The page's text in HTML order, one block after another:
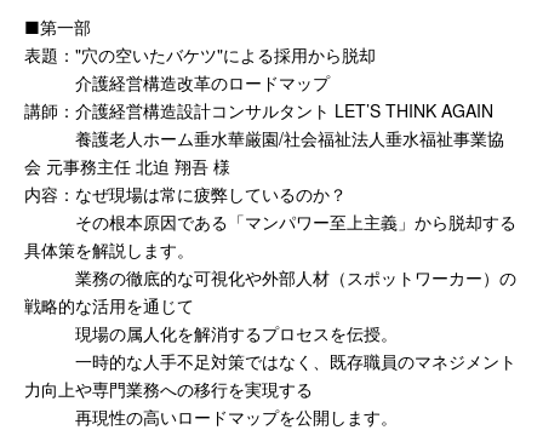
■第一部
表題："穴の空いたバケツ"による採用から脱却
介護経営構造改革のロードマップ
講師：介護経営構造設計コンサルタント LET’S THINK AGAIN
養護老人ホーム垂水華厳園/社会福祉法人垂水福祉事業協
会 元事務主任 北迫 翔吾 様
内容：なぜ現場は常に疲弊しているのか？
その根本原因である「マンパワー至上主義」から脱却する
具体策を解説します。
業務の徹底的な可視化や外部人材（スポットワーカー）の
戦略的な活用を通じて
現場の属人化を解消するプロセスを伝授。
一時的な人手不足対策ではなく、既存職員のマネジメント
力向上や専門業務への移行を実現する
再現性の高いロードマップを公開します。